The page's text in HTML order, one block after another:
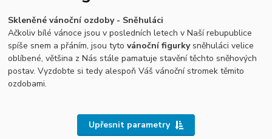
Skleněné vánoční ozdoby - Sněhuláci
Ačkoliv bílé vánoce jsou v posledních letech v Naší rebupublice
spíše snem a přáním, jsou tytovánoční figurkysněhuláci velice
oblíbené, většina z Nás stále pamatuje stavění těchto sněhových
postav. Vyzdobte si tedy alespoň Váš vánoční stromek těmito
ozdobami.
Upřesnit parametry